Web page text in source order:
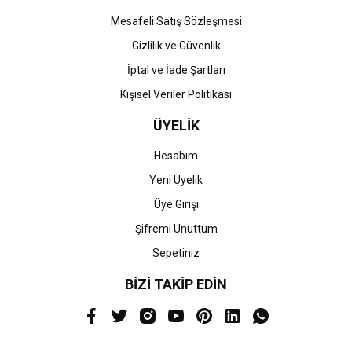
Mesafeli Satış Sözleşmesi
Gizlilik ve Güvenlik
İptal ve İade Şartları
Kişisel Veriler Politikası
ÜYELİK
Hesabım
Yeni Üyelik
Üye Girişi
Şifremi Unuttum
Sepetiniz
BİZİ TAKİP EDİN